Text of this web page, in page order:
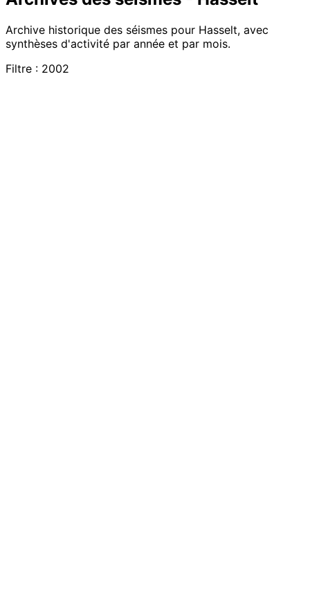
Archive historique des séismes pour Hasselt, avec
synthèses d'activité par année et par mois.
Filtre : 2002